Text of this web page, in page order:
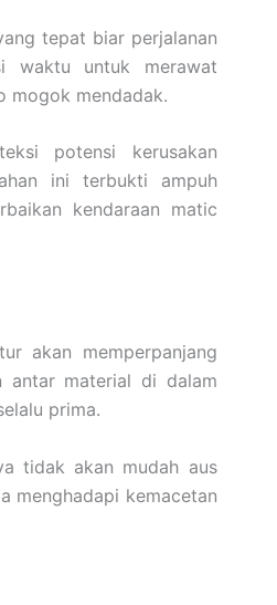
tepat biar perjalanan
waktu untuk merawat
mogok mendadak.
potensi kerusakan
ini terbukti ampuh
kendaraan matic
akan memperpanjang
antar material di dalam
prima.
tidak akan mudah aus
menghadapi kemacetan